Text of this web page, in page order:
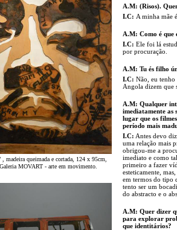
, madeira queimada e cortada, 124 x 95cm,
MOVART - arte em movimento.
A.M: (Risos).
I.C: A minha mãe
A.M: Como é que
I.C: Ele foi lá
por procuração.
A.M: Tu és filho
I.C: Não, eu tenho
Angola dizem que
A.M: Qualquer
imediatamente as
lugar que os
período mais
I.C: Antes devo
uma relação mais
obrigou-me a
imediato e como
primeiro a fazer
esteticamente,
em termos do tipo
tento ser um
do abstracto e o
A.M: Quer dizer
para explorar
que identitários?